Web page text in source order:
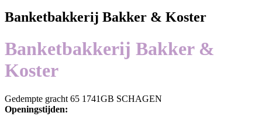
Banketbakkerij Bakker & Koster
Banketbakkerij Bakker &
Koster
Gedempte gracht 65 1741GB SCHAGEN
Openingstijden: